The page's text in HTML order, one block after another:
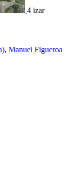
4 izar
, Manuel Figueroa